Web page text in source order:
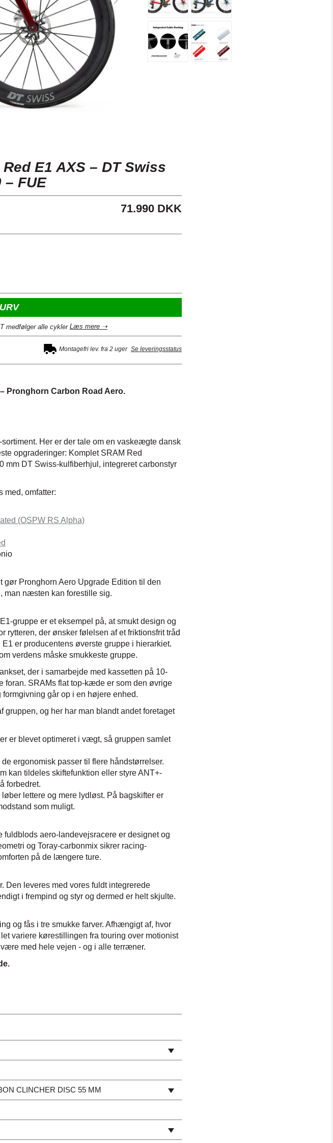
E1 AXS – DT Swiss
– FUE
71.990 DKK
medfølger alle cykler Læs mere ➝
Montagefri lev. fra 2 uger Se leveringsstatus
Pronghorn Carbon Road Aero.
Her er der tale om en vaskeægte dansk
opgraderinger: Komplet SRAM Red
mm DT Swiss-kulfiberhjul, integreret carbonstyr
med, omfatter:
(OSPW RS Alpha)
Pronghorn Aero Upgrade Edition til den
man næsten kan forestille sig.
gruppe er et eksempel på, at smukt design og
rytteren, der ønsker følelsen af et friktionsfrit tråd
er producentens øverste gruppe i hierarkiet.
verdens måske smukkeste gruppe.
der i samarbejde med kassetten på 10-
foran. SRAMs flat top-kæde er som den øvrige
går op i en højere enhed.
og her har man blandt andet foretaget
er blevet optimeret i vægt, så gruppen samlet
ergonomisk passer til flere håndstørrelser.
kan tildeles skiftefunktion eller styre ANT+-
forbedret.
lettere og mere lydløst. På bagskifter er
som muligt.
fuldblods aero-landevejsracere er designet og
og Toray-carbonmix sikrer racing-
på de længere ture.
Den leveres med vores fuldt integrerede
i frempind og styr og dermed er helt skjulte.
og fås i tre smukke farver. Afhængigt af, hvor
variere kørestillingen fra touring over motionist
med hele vejen - og i alle terræner.
CLINCHER DISC 55 MM